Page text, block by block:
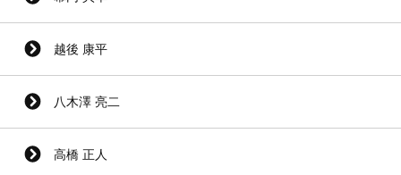
越後 康平
八木澤 亮二
高橋 正人